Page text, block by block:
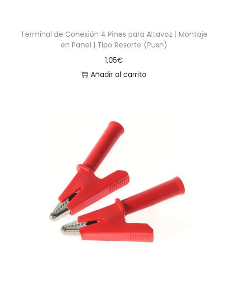
Terminal de Conexión 4 Pines para Altavoz | Montaje
en Panel | Tipo Resorte (Push)
1,05€
Añadir al carrito